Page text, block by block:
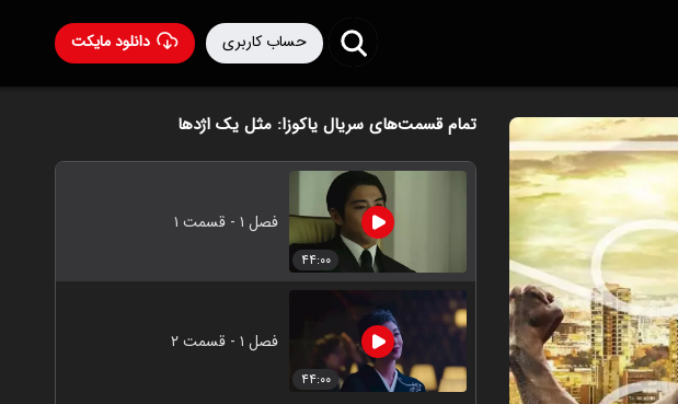
دانلود مایکت حساب کاربری
تمام قسمت‌های سریال یاکوزا: مثل یک اژدها
۴۴:۰۰
فصل ۱ - قسمت ۱
۴۴:۰۰
فصل ۱ - قسمت ۲